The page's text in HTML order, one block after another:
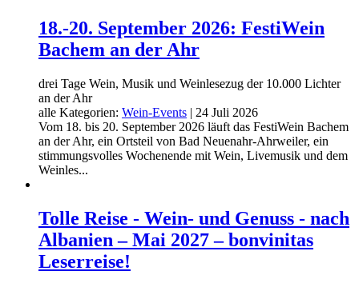
18.-20. September 2026: FestiWein
Bachem an der Ahr
drei Tage Wein, Musik und Weinlesezug der 10.000 Lichter
an der Ahr
alle Kategorien: Wein-Events | 24 Juli 2026
Vom 18. bis 20. September 2026 läuft das FestiWein Bachem
an der Ahr, ein Ortsteil von Bad Neuenahr-Ahrweiler, ein
stimmungsvolles Wochenende mit Wein, Livemusik und dem
Weinles...
Tolle Reise - Wein- und Genuss - nach
Albanien – Mai 2027 – bonvinitas
Leserreise!